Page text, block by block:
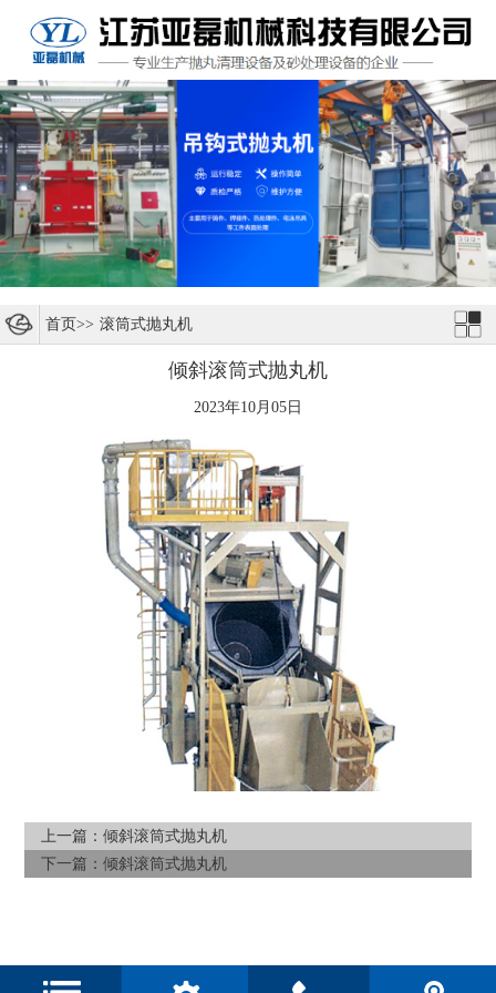
首页>> 滚筒式抛丸机
倾斜滚筒式抛丸机
2023年10月05日
上一篇：倾斜滚筒式抛丸机
下一篇：倾斜滚筒式抛丸机